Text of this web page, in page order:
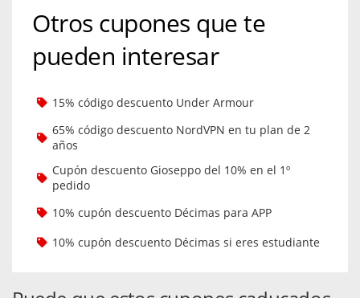
Otros cupones que te
pueden interesar
15% código descuento Under Armour
65% código descuento NordVPN en tu plan de 2
años
Cupón descuento Gioseppo del 10% en el 1º
pedido
10% cupón descuento Décimas para APP
10% cupón descuento Décimas si eres estudiante